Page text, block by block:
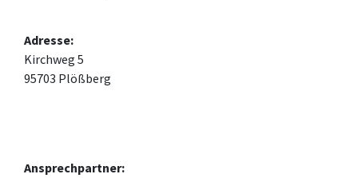
Adresse:
Kirchweg 5
95703 Plößberg
Ansprechpartner: